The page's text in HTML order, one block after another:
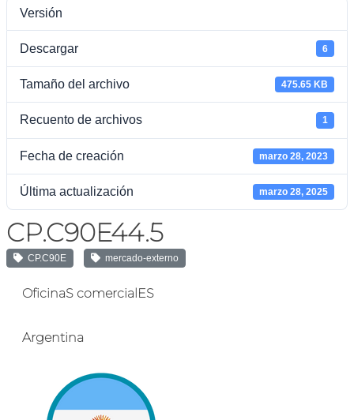
Versión
Descargar 6
Tamaño del archivo 475.65 KB
Recuento de archivos 1
Fecha de creación marzo 28, 2023
Última actualización marzo 28, 2025
CP.C90E44.5
CP.C90E mercado-externo
OficinaS comercialES
Argentina